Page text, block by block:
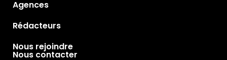
Agences
Rédacteurs
Nous rejoindre
Nous contacter